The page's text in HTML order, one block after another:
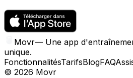
Movr— Une app
unique.
FonctionnalitésTarifsBlogFAQ
© 2026 Movr